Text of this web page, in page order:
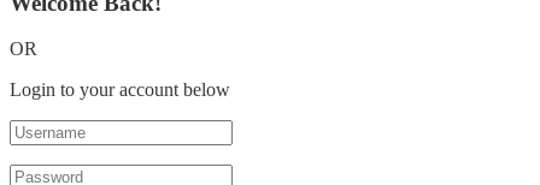
OR
Login to your account below